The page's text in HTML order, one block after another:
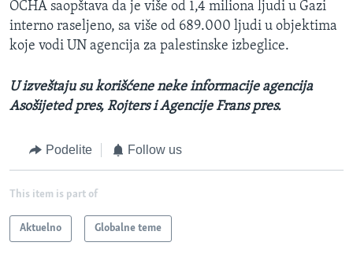
OCHA saopštava da je više od 1,4 miliona ljudi u Gazi
interno raseljeno, sa više od 689.000 ljudi u objektima
koje vodi UN agencija za palestinske izbeglice.
U izveštaju su korišćene neke informacije agencija
Asošijeted pres, Rojters i Agencije Frans pres.
Podelite Follow us
This item is part of
Aktuelno Globalne teme